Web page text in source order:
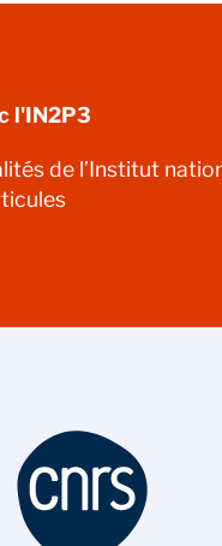
l'IN2P3
de l’Institut